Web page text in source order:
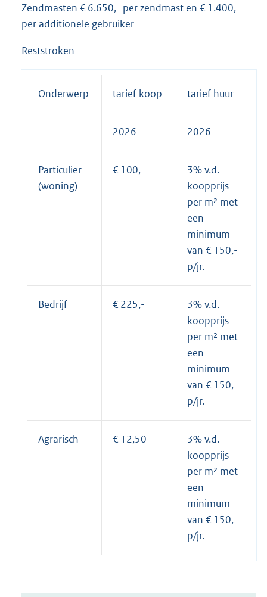
Zendmasten € 6.650,- per zendmast en € 1.400,-
per additionele gebruiker
Reststroken
Onderwerp tarief koop tarief huur
2026 2026
Particulier
(woning)
€ 100,-
3% v.d.
koopprijs
per m² met
een
minimum
van € 150,-
p/jr.
Bedrijf € 225,-
3% v.d.
koopprijs
per m² met
een
minimum
van € 150,-
p/jr.
Agrarisch € 12,50
3% v.d.
koopprijs
per m² met
een
minimum
van € 150,-
p/jr.